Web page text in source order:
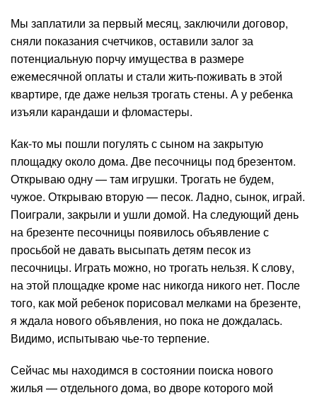
Мы заплатили за первый месяц, заключили договор,
сняли показания счетчиков, оставили залог за
потенциальную порчу имущества в размере
ежемесячной оплаты и стали жить-поживать в этой
квартире, где даже нельзя трогать стены. А у ребенка
изъяли карандаши и фломастеры.
Как-то мы пошли погулять с сыном на закрытую
площадку около дома. Две песочницы под брезентом.
Открываю одну — там игрушки. Трогать не будем,
чужое. Открываю вторую — песок. Ладно, сынок, играй.
Поиграли, закрыли и ушли домой. На следующий день
на брезенте песочницы появилось объявление с
просьбой не давать высыпать детям песок из
песочницы. Играть можно, но трогать нельзя. К слову,
на этой площадке кроме нас никогда никого нет. После
того, как мой ребенок порисовал мелками на брезенте,
я ждала нового объявления, но пока не дождалась.
Видимо, испытываю чье-то терпение.
Сейчас мы находимся в состоянии поиска нового
жилья — отдельного дома, во дворе которого мой